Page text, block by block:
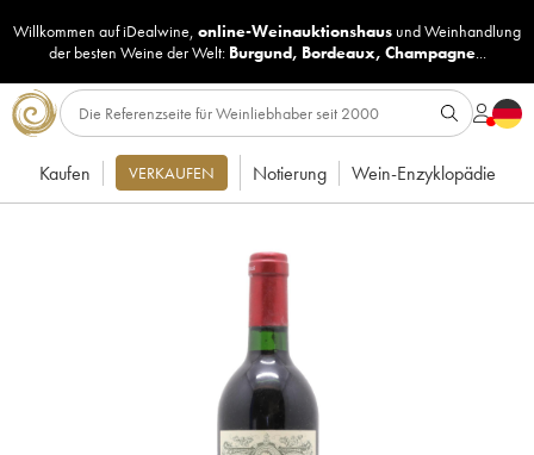
Willkommen auf iDealwine, online-Weinauktionshaus undWeinhandlung
der besten Weine der Welt: Burgund, Bordeaux, Champagne...
Kaufen VERKAUFEN Notierung Wein-Enzyklopädie